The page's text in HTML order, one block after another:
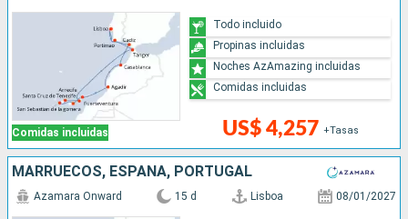
Comidas incluidas US$ 4,257 +Tasas
Todo incluido
Propinas incluidas
Noches AzAmazing incluidas
Comidas incluidas
MARRUECOS, ESPAÑA, PORTUGAL
Azamara Onward 15 d Lisboa 08/01/2027